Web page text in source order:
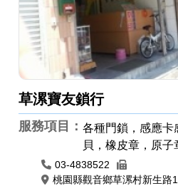
草漯寶友鎖行
服務項目：各種門鎖，感應卡
貝，橡皮章，原子
03-4838522
桃園縣觀音鄉草漯村新生路